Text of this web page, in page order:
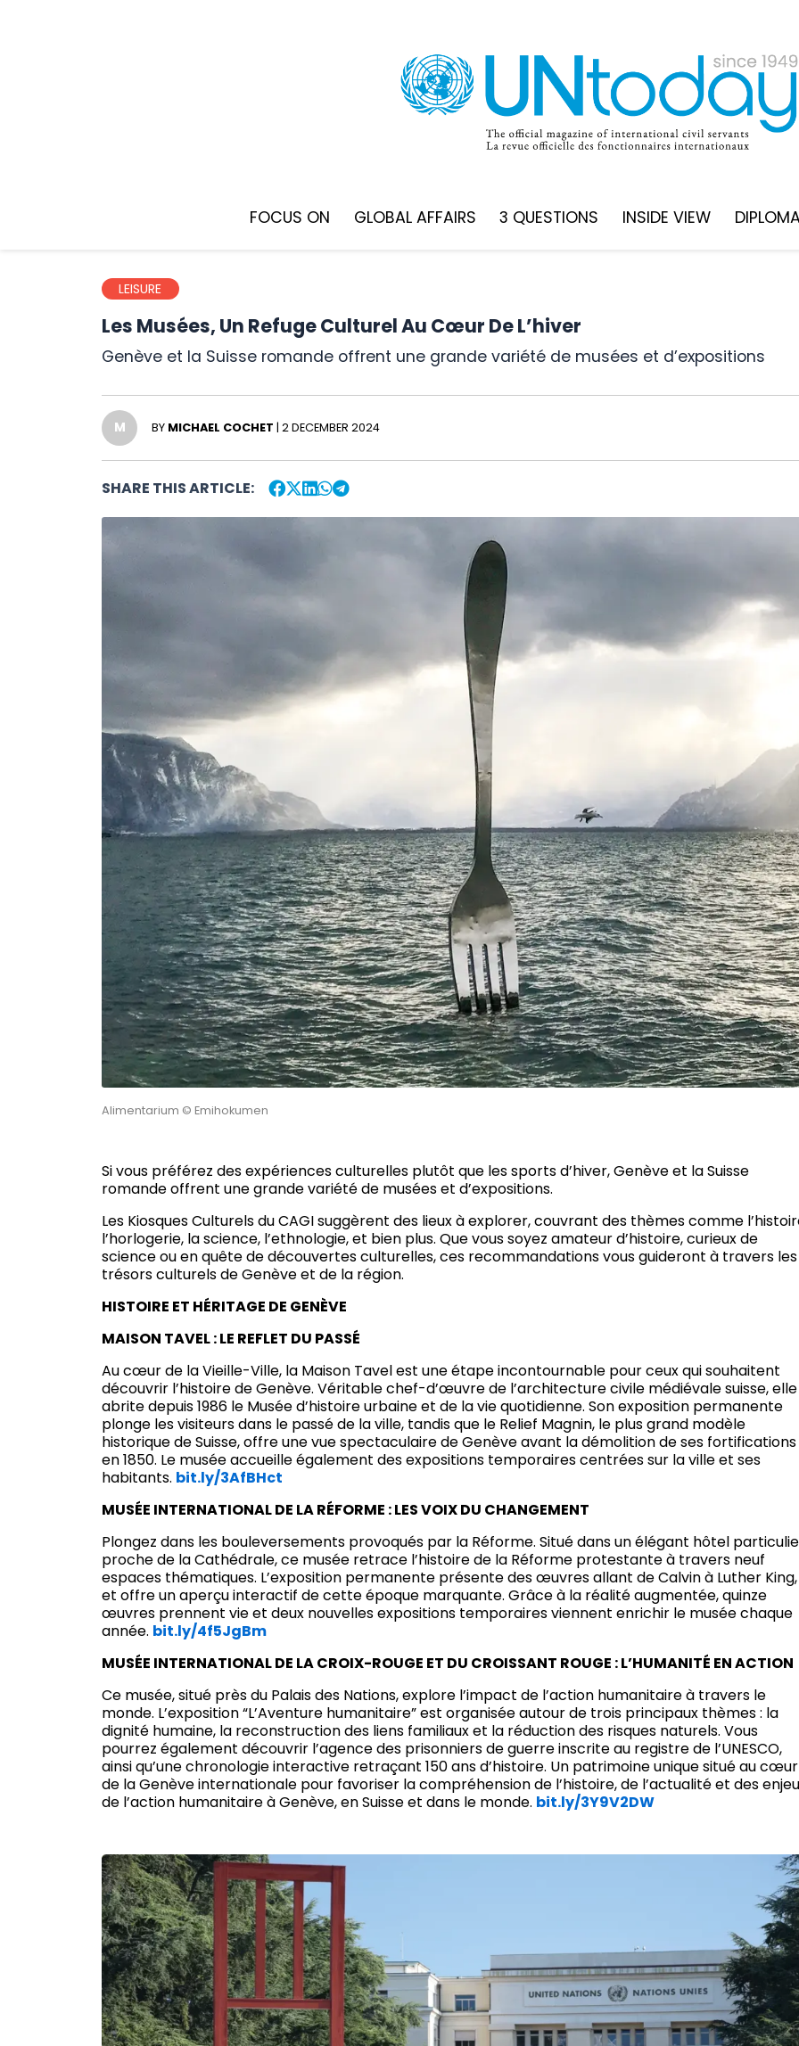
FOCUS ON GLOBAL AFFAIRS 3 QUESTIONS INSIDE VIEW
LEISURE
Les Musées, Un Refuge Culturel Au Cœur De L’hiver
Genève et la Suisse romande offrent une grande variété de musées et d’expositions
M BY MICHAEL COCHET | 2 DECEMBER 2024
SHARE THIS ARTICLE:
Alimentarium © Emihokumen
Si vous préférez des expériences culturelles plutôt que les sports d’hiver, Genève et la Suisse
romande offrent une grande variété de musées et d’expositions.
Les Kiosques Culturels du CAGI suggèrent des lieux à explorer, couvrant des thèmes comme
l’horlogerie, la science, l’ethnologie, et bien plus. Que vous soyez amateur d’histoire, curieux de
science ou en quête de découvertes culturelles, ces recommandations vous guideront à travers les
trésors culturels de Genève et de la région.
HISTOIRE ET HÉRITAGE DE GENÈVE
MAISON TAVEL : LE REFLET DU PASSÉ
Au cœur de la Vieille-Ville, la Maison Tavel est une étape incontournable pour ceux qui souhaitent
découvrir l’histoire de Genève. Véritable chef-d’œuvre de l’architecture civile médiévale suisse, elle
abrite depuis 1986 le Musée d’histoire urbaine et de la vie quotidienne. Son exposition permanente
plonge les visiteurs dans le passé de la ville, tandis que le Relief Magnin, le plus grand modèle
historique de Suisse, offre une vue spectaculaire de Genève avant la démolition de ses fortifications
en 1850. Le musée accueille également des expositions temporaires centrées sur la ville et ses
habitants. bit.ly/3AfBHct
MUSÉE INTERNATIONAL DE LA RÉFORME : LES VOIX DU CHANGEMENT
Plongez dans les bouleversements provoqués par la Réforme. Situé dans un élégant hôtel
proche de la Cathédrale, ce musée retrace l’histoire de la Réforme protestante à travers neuf
espaces thématiques. L’exposition permanente présente des œuvres allant de Calvin à Luther King,
et offre un aperçu interactif de cette époque marquante. Grâce à la réalité augmentée, quinze
œuvres prennent vie et deux nouvelles expositions temporaires viennent enrichir le musée chaque
année. bit.ly/4f5JgBm
MUSÉE INTERNATIONAL DE LA CROIX-ROUGE ET DU CROISSANT ROUGE : L’HUMANITÉ EN ACTION
Ce musée, situé près du Palais des Nations, explore l’impact de l’action humanitaire à travers le
monde. L’exposition “L’Aventure humanitaire” est organisée autour de trois principaux thèmes : la
dignité humaine, la reconstruction des liens familiaux et la réduction des risques naturels. Vous
pourrez également découvrir l’agence des prisonniers de guerre inscrite au registre de l’UNESCO,
ainsi qu’une chronologie interactive retraçant 150 ans d’histoire. Un patrimoine unique situé au cœur
de la Genève internationale pour favoriser la compréhension de l’histoire, de l’actualité et des
de l’action humanitaire à Genève, en Suisse et dans le monde. bit.ly/3Y9V2DW